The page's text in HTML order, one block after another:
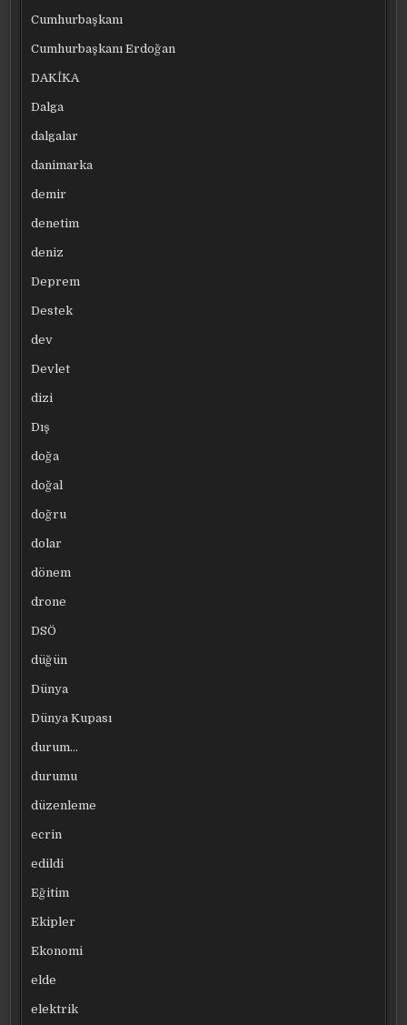
Cumhurbaşkanı
Cumhurbaşkanı Erdoğan
DAKİKA
Dalga
dalgalar
danimarka
demir
denetim
deniz
Deprem
Destek
dev
Devlet
dizi
Dış
doğa
doğal
doğru
dolar
dönem
drone
DSÖ
düğün
Dünya
Dünya Kupası
durum…
durumu
düzenleme
ecrin
edildi
Eğitim
Ekipler
Ekonomi
elde
elektrik